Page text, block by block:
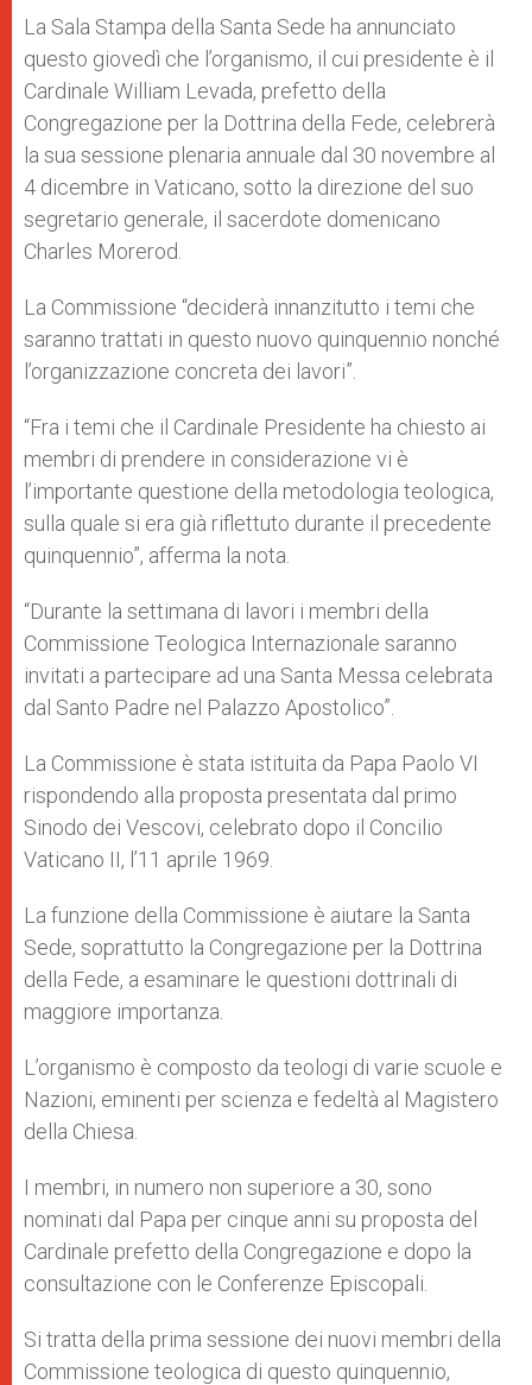
La Sala Stampa della Santa Sede ha annunciato
questo giovedì che l’organismo, il cui presidente è il
Cardinale William Levada, prefetto della
Congregazione per la Dottrina della Fede, celebrerà
la sua sessione plenaria annuale dal 30 novembre al
4 dicembre in Vaticano, sotto la direzione del suo
segretario generale, il sacerdote domenicano
Charles Morerod.
La Commissione “deciderà innanzitutto i temi che
saranno trattati in questo nuovo quinquennio nonché
l’organizzazione concreta dei lavori”.
“Fra i temi che il Cardinale Presidente ha chiesto ai
membri di prendere in considerazione vi è
l’importante questione della metodologia teologica,
sulla quale si era già riflettuto durante il precedente
quinquennio”, afferma la nota.
“Durante la settimana di lavori i membri della
Commissione Teologica Internazionale saranno
invitati a partecipare ad una Santa Messa celebrata
dal Santo Padre nel Palazzo Apostolico”.
La Commissione è stata istituita da Papa Paolo VI
rispondendo alla proposta presentata dal primo
Sinodo dei Vescovi, celebrato dopo il Concilio
Vaticano II, l’11 aprile 1969.
La funzione della Commissione è aiutare la Santa
Sede, soprattutto la Congregazione per la Dottrina
della Fede, a esaminare le questioni dottrinali di
maggiore importanza.
L’organismo è composto da teologi di varie scuole e
Nazioni, eminenti per scienza e fedeltà al Magistero
della Chiesa.
I membri, in numero non superiore a 30, sono
nominati dal Papa per cinque anni su proposta del
Cardinale prefetto della Congregazione e dopo la
consultazione con le Conferenze Episcopali.
Si tratta della prima sessione dei nuovi membri della
Commissione teologica di questo quinquennio,